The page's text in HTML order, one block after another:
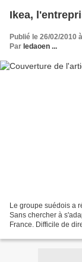
Ikea,
Publié le 26/02/2010
Par ledaoen ...
Le groupe suédois a
Sans chercher à
France. Difficile de